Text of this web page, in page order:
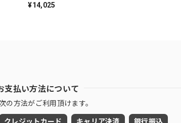
¥14,025
支払い方法について
の方法がご利用頂けます。
クレジットカード キャリア決済 銀行振込